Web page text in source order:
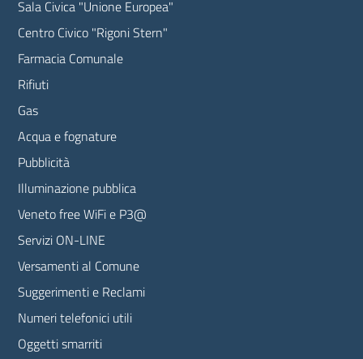
Sala Civica "Unione Europea"
Centro Civico "Rigoni Stern"
Farmacia Comunale
Rifiuti
Gas
Acqua e fognature
Pubblicità
Illuminazione pubblica
Veneto free WiFi e P3@
Servizi ON-LINE
Versamenti al Comune
Suggerimenti e Reclami
Numeri telefonici utili
Oggetti smarriti